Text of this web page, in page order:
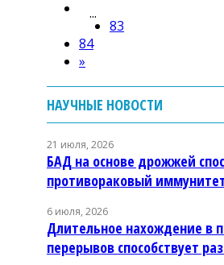
...
83
84
»
НАУЧНЫЕ НОВОСТИ
21 июля, 2026
БАД на основе дрожжей
противораковый
6 июля, 2026
Длительное нахождение в
перерывов способствует